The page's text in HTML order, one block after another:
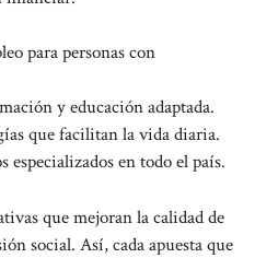
para personas con
y educación adaptada.
que facilitan la vida diaria.
especializados en todo el país.
que mejoran la calidad de
social. Así, cada apuesta que